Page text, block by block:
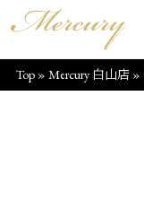
Top» Mercury 白山店»